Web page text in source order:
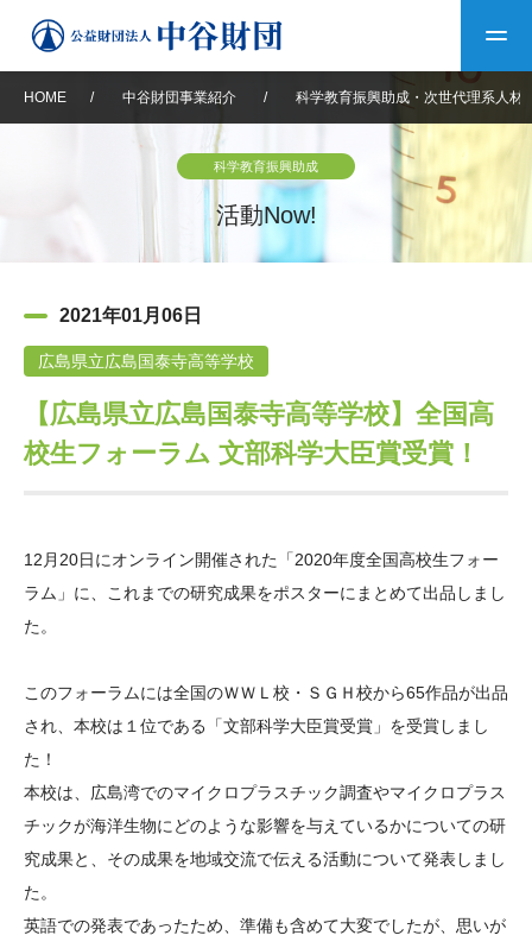
中谷財団について
設立趣意書 財団概要
沿革 40年史デジタルブック
中谷財団40年史
役員・評議員 公開情報
年報一覧
中谷財団事業紹介 中谷賞
神戸賞 長期大型研究助成
大学院生奨学金
国際学生交流プログラ
ム
次世代理系人材育成プ
ログラム助成
中谷財団動画紹介
その他情報
アクセス よくあるご質問
日本語 English
HOME / 中谷財団事業紹介 / 科学教育振興助成・次世代理系人材
科学教育振興助成
活動Now!
2021年01月06日
広島県立広島国泰寺高等学校
【広島県立広島国泰寺高等学校】全国高
校生フォーラム 文部科学大臣賞受賞！
12月20日にオンライン開催された「2020年度全国高校生フォー
ラム」に、これまでの研究成果をポスターにまとめて出品しまし
た。
このフォーラムには全国のＷＷＬ校・ＳＧＨ校から65作品が出品
され、本校は１位である「文部科学大臣賞受賞」を受賞しまし
た！
本校は、広島湾でのマイクロプラスチック調査やマイクロプラス
チックが海洋生物にどのような影響を与えているかについての研
究成果と、その成果を地域交流で伝える活動について発表しまし
た。
英語での発表であったため、準備も含めて大変でしたが、思いが